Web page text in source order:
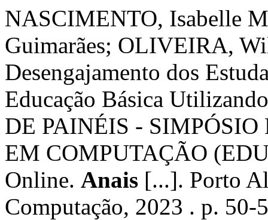
NASCIMENTO, Isabelle
Guimarães; OLIVEIRA,
Desengajamento dos
Educação Básica
DE PAINÉIS -
EM COMPUTAÇÃO
Online. Anais [...]. Porto
Computação, 2023 . p.